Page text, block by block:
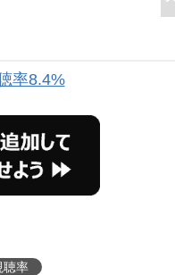
率8.4%
聴率